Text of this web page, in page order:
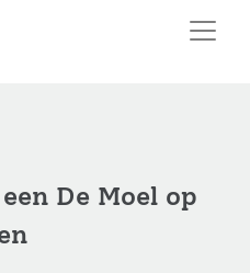
De Moel op